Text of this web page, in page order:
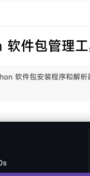
软件包管理
软件包安装程序和解